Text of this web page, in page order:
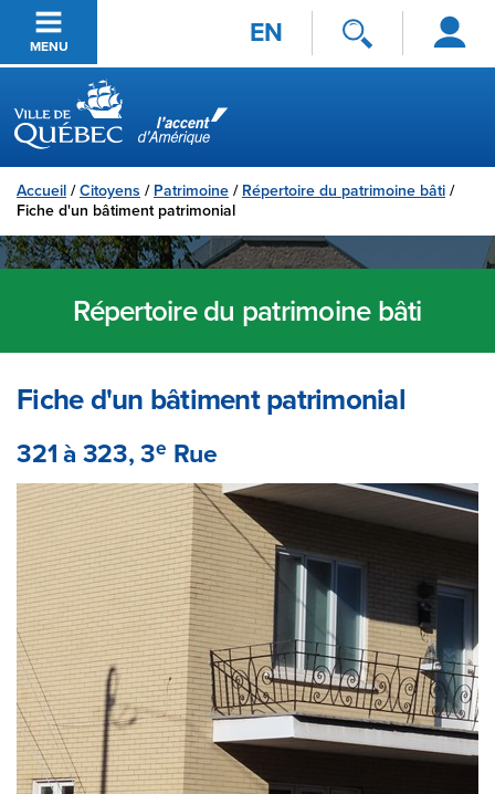
Passer au contenu principal
MENU EN
Se
connecter
Ville de Québec
Accueil /Citoyens / Patrimoine / Répertoire du patrimoine bâti /
Fiche d'un bâtiment patrimonial
Répertoire du patrimoine bâti
Fiche d'un bâtiment patrimonial
321 à 323, 3e Rue